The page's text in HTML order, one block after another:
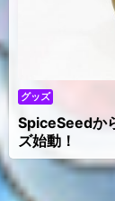
グッズ
SpiceSeedか
ズ始動！